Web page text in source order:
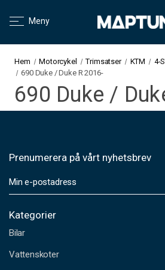
Meny
Hem Motorcykel Trimsatser KTM
4-
690 Duke / Duke R 2016-
690 Duke /
Prenumerera på vårt nyhetsbrev
-
o
t
a
Kategorier
Bilar
Vattenskoter